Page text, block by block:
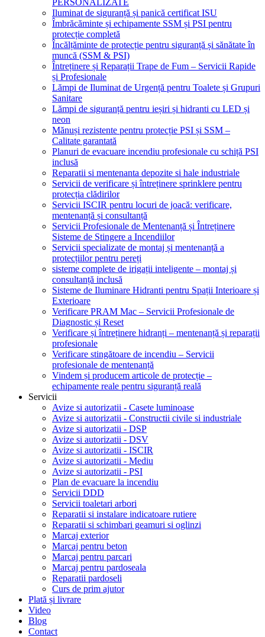
PERSONALIZATE
Iluminat de siguranță și panică certificat ISU
Îmbrăcăminte și echipamente SSM și PSI pentru
protecție completă
Încălțăminte de protecție pentru siguranță și sănătate în
muncă (SSM & PSI)
Întreținere și Reparații Trape de Fum – Servicii Rapide
și Profesionale
Lămpi de Iluminat de Urgență pentru Toalete și Grupuri
Sanitare
Lămpi de siguranță pentru ieșiri și hidranti cu LED și
neon
Mănuși rezistente pentru protecție PSI și SSM –
Calitate garantată
Planuri de evacuare incendiu profesionale cu schiță PSI
inclusă
Reparatii si mentenanta depozite si hale industriale
Servicii de verificare și întreținere sprinklere pentru
protecția clădirilor
Servicii ISCIR pentru locuri de joacă: verificare,
mentenanță și consultanță
Servicii Profesionale de Mentenanță și Întreținere
Sisteme de Stingere a Incendiilor
Servicii specializate de montaj și mentenanță a
protecțiilor pentru pereți
sisteme complete de irigații inteligente – montaj și
consultanță inclusă
Sisteme de Iluminare Hidranti pentru Spații Interioare și
Exterioare
Verificare PRAM Mac – Servicii Profesionale de
Diagnostic și Reset
Verificare și întreținere hidranți – mentenanță și reparații
profesionale
Verificare stingătoare de incendiu – Servicii
profesionale de mentenanță
Vindem și producem articole de protecție –
echipamente reale pentru siguranță reală
Servicii
Avize si autorizatii - Casete luminoase
Avize si autorizatii - Constructii civile si industriale
Avize si autorizatii - DSP
Avize si autorizatii - DSV
Avize si autorizatii - ISCIR
Avize si autorizatii - Mediu
Avize si autorizatii - PSI
Plan de evacuare la incendiu
Servicii DDD
Servicii toaletari arbori
Reparatii si instalare indicatoare rutiere
Reparatii si schimbari geamuri si oglinzi
Marcaj exterior
Marcaj pentru beton
Marcaj pentru parcari
Marcaj pentru pardoseala
Reparatii pardoseli
Curs de prim ajutor
Plată și livrare
Video
Blog
Contact